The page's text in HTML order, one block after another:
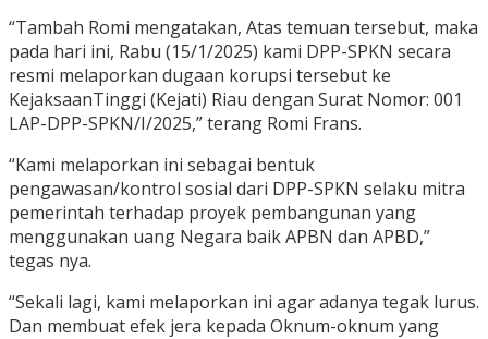
“Tambah Romi mengatakan, Atas temuan tersebut, maka
pada hari ini, Rabu (15/1/2025) kami DPP-SPKN secara
resmi melaporkan dugaan korupsi tersebut ke
KejaksaanTinggi (Kejati) Riau dengan Surat Nomor: 001
LAP-DPP-SPKN/I/2025,” terang Romi Frans.
“Kami melaporkan ini sebagai bentuk
pengawasan/kontrol sosial dari DPP-SPKN selaku mitra
pemerintah terhadap proyek pembangunan yang
menggunakan uang Negara baik APBN dan APBD,”
tegas nya.
“Sekali lagi, kami melaporkan ini agar adanya tegak lurus.
Dan membuat efek jera kepada Oknum-oknum yang